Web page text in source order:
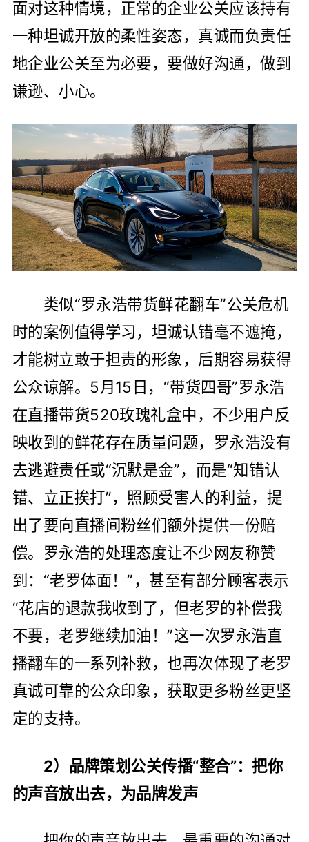
面对这种情境，正常的企业公关应该持有
一种坦诚开放的柔性姿态，真诚而负责任
地企业公关至为必要，要做好沟通，做到
谦逊、小心。
类似“罗永浩带货鲜花翻车”公关危机
时的案例值得学习，坦诚认错毫不遮掩，
才能树立敢于担责的形象，后期容易获得
公众谅解。5月15日，“带货四哥”罗永浩
在直播带货520玫瑰礼盒中，不少用户反
映收到的鲜花存在质量问题，罗永浩没有
去逃避责任或“沉默是金”，而是“知错认
错、立正挨打”，照顾受害人的利益，提
出了要向直播间粉丝们额外提供一份赔
偿。罗永浩的处理态度让不少网友称赞
到：“老罗体面！”，甚至有部分顾客表示
“花店的退款我收到了，但老罗的补偿我
不要，老罗继续加油！”这一次罗永浩直
播翻车的一系列补救，也再次体现了老罗
真诚可靠的公众印象，获取更多粉丝更坚
定的支持。
2）品牌策划公关传播“整合”：把你
的声音放出去，为品牌发声